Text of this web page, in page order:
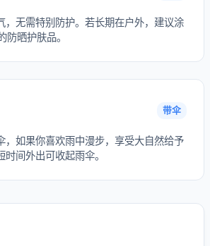
，无需特别防护。若长期在户外，建议涂
晒护肤品。
带伞
，如果你喜欢雨中漫步，享受大自然给予
间外出可收起雨伞。